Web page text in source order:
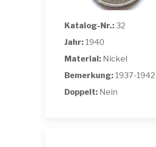
Katalog-Nr.: 32
Jahr: 1940
Material: Nickel
Bemerkung: 1937-1942
Doppelt: Nein